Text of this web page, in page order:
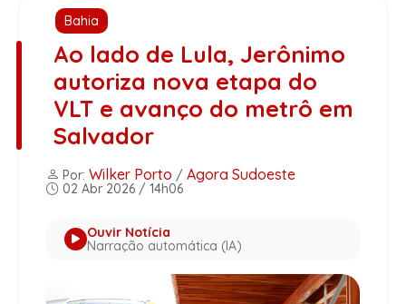
Bahia
Ao lado de Lula, Jerônimo
autoriza nova etapa do
VLT e avanço do metrô em
Salvador
Por: Wilker Porto / Agora Sudoeste
02 Abr 2026 / 14h06
Ouvir Notícia
Narração automática (IA)